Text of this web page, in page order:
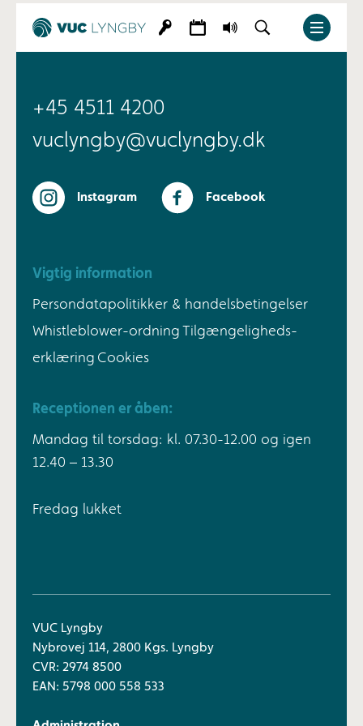
+45 4511 4200
vuclyngby@vuclyngby.dk
Instagram Facebook
Vigtig information
Persondatapolitikker & handelsbetingelser
Whistleblower-ordning Tilgængeligheds-
erklæring Cookies
Receptionen er åben:
Mandag til torsdag: kl. 07.30-12.00 og igen
12.40 – 13.30
Fredag lukket
VUC Lyngby
Nybrovej 114, 2800 Kgs. Lyngby
CVR: 2974 8500
EAN: 5798 000 558 533